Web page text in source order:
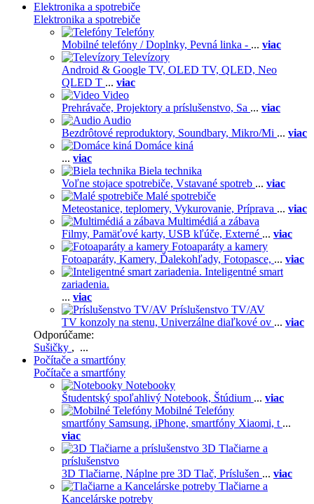
Elektronika a spotrebiče
Elektronika a spotrebiče
Telefóny
Mobilné telefóny / Doplnky, Pevná linka - ... viac
Televízory
Android & Google TV, OLED TV, QLED, Neo
QLED T ... viac
Video
Prehrávače, Projektory a príslušenstvo, Sa ... viac
Audio
Bezdrôtové reproduktory, Soundbary, Mikro/Mi ... viac
Domáce kiná
... viac
Biela technika
Voľne stojace spotrebiče, Vstavané spotreb ... viac
Malé spotrebiče
Meteostanice, teplomery, Vykurovanie, Príprava ... viac
Multimédiá a zábava
Filmy, Pamäťové karty, USB kľúče, Externé ... viac
Fotoaparáty a kamery
Fotoaparáty, Kamery, Ďalekohľady, Fotopasce, ... viac
Inteligentné smart
zariadenia.
... viac
Príslušenstvo TV/AV
TV konzoly na stenu, Univerzálne diaľkové ov ... viac
Odporúčame:
Sušičky , ...
Počítače a smartfóny
Počítače a smartfóny
Notebooky
Študentský spoľahlivý Notebook, Štúdium ... viac
Mobilné Telefóny
smartfóny Samsung, iPhone, smartfóny Xiaomi, t ...
viac
3D Tlačiarne a
príslušenstvo
3D Tlačiarne, Náplne pre 3D Tlač, Príslušen ... viac
Tlačiarne a
Kancelárske potreby